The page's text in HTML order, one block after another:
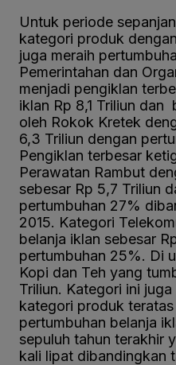
Untuk periode
kategori produk
juga meraih
Pemerintahan dan
menjadi pengiklan
iklan Rp 8,1 Triliun dan
oleh Rokok Kretek
6,3 Triliun dengan
Pengiklan terbesar
Perawatan Rambut
sebesar Rp 5,7 Triliun
pertumbuhan 27%
2015. Kategori
belanja iklan sebesar
pertumbuhan 25%. Di
Kopi dan Teh yang
Triliun. Kategori ini
kategori produk
pertumbuhan belanja
sepuluh tahun terakhir
kali lipat dibandingkan